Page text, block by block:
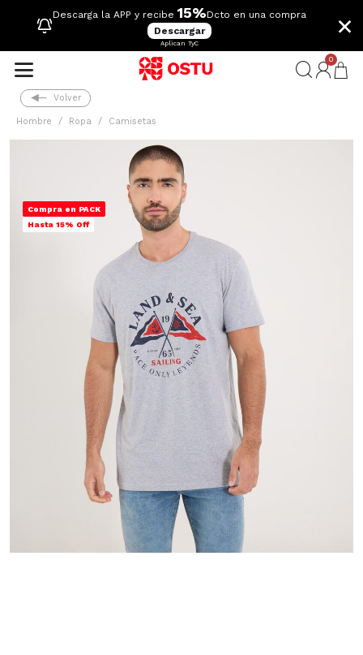
Descarga la APP y recibe 15%Dcto en una compra
Descargar
Aplican TyC
×
0
Volver
Hombre Ropa Camisetas
Compra en PACK
Hasta 15% Off